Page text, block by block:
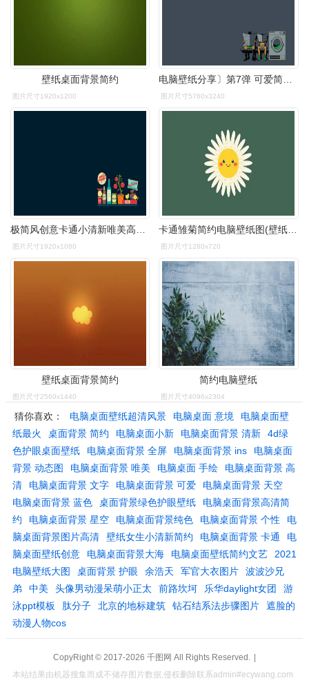
壁纸桌面背景简约
图片尺寸1920x1200
电脑壁纸分享〕第7弹 可爱简约风格 干净,整齐 小清新
图片尺寸5760x3240
图片尺寸1920x1080 图片尺寸1280x720
壁纸桌面背景简约
图片尺寸2560x1440
简约电脑壁纸
图片尺寸4096x2304
猜你喜欢： 电脑桌面壁纸超清风景 电脑桌面 意境
电脑桌面壁
纸最火
桌面背景 简约 电脑桌面小新 电脑桌面背景 清新
4d绿
色护眼桌面壁纸
电脑桌面背景 全屏 电脑桌面背景 ins
电脑桌面
背景 动态图
电脑桌面背景 唯美 电脑桌面 手绘
电脑桌面背景 高
清
电脑桌面背景 文字 电脑桌面背景 可爱
电脑桌面背景 天空
电脑桌面背景 蓝色
桌面背景绿色护眼壁纸
电脑桌面背景高清简
约
电脑桌面背景 星空 电脑桌面背景纯色 电脑桌面背景 个性
电
脑桌面背景图片高清
壁纸女生小清新简约 电脑桌面背景 卡通
电
脑桌面壁纸创意
电脑桌面背景大海 电脑桌面壁纸简约文艺
2021
电脑壁纸大图
桌面背景 护眼 余浩天 军官大衣图片
波波沙兄
弟
中美 头像男动漫呆萌小正太 前路坎坷 乐华daylight女团
游
泳ppt模板
肽分子 北京的地标建筑 钻石结系法步骤图片
遮脸的
动漫人物cos
CopyRight © 2017-2026 千图网 All Rights Reserved.
|
本站结果由机器搜集而成不储存图片数据,侵权删除联系admin#ecywang.com